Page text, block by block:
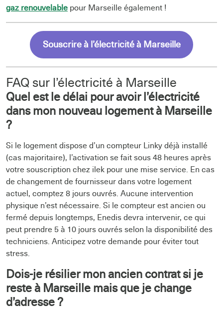
gaz renouvelable pour Marseille également !
Souscrire à l’électricité à Marseille
FAQ sur l’électricité à Marseille
Quel est le délai pour avoir l’électricité
dans mon nouveau logement à Marseille
?
Si le logement dispose d’un compteur Linky déjà installé
(cas majoritaire), l’activation se fait sous 48 heures après
votre souscription chez ilek pour une mise service. En cas
de changement de fournisseur dans votre logement
actuel, comptez 8 jours ouvrés. Aucune intervention
physique n’est nécessaire. Si le compteur est ancien ou
fermé depuis longtemps, Enedis devra intervenir, ce qui
peut prendre 5 à 10 jours ouvrés selon la disponibilité des
techniciens. Anticipez votre demande pour éviter tout
stress.
Dois-je résilier mon ancien contrat si je
reste à Marseille mais que je change
d’adresse ?